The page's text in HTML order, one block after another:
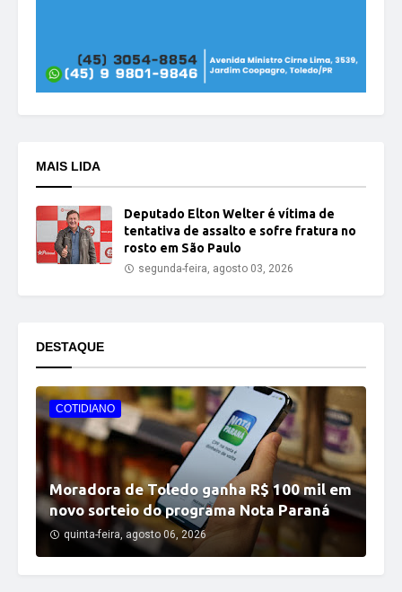
MAIS LIDA
Deputado Elton Welter é vítima de
tentativa de assalto e sofre fratura no
rosto em São Paulo
segunda-feira, agosto 03, 2026
DESTAQUE
COTIDIANO
Moradora de Toledo ganha R$ 100 mil em
novo sorteio do programa Nota Paraná
quinta-feira, agosto 06, 2026